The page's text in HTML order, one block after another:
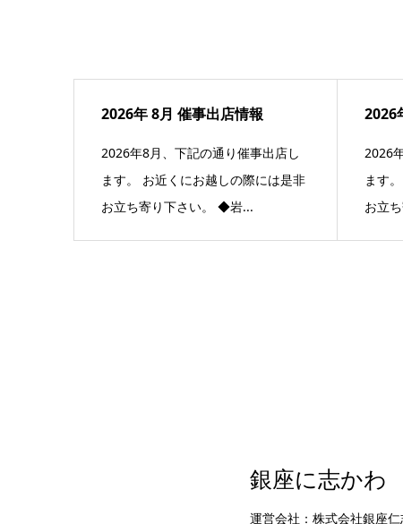
2026年 8月 催事出店情報
2026年8月、下記の通り催事出店し
ます。 お近くにお越しの際には是非
お立ち寄り下さい。 ◆岩...
2026
2026
ます
お立
銀座に志かわ
運営会社：株式会社銀座仁